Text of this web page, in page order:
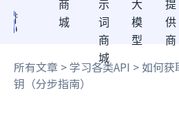
商
城
示
词
商
城
大
模
型
提
供
商
所有文章 >学习各类API > 如何获
钥（分步指南）